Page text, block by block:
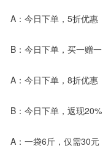
A：今日下单，5折优惠
B：今日下单，买一赠一
A：今日下单，8折优惠
B：今日下单，返现20%
A：一袋6斤，仅需30元